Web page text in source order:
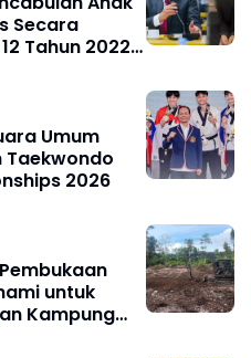
Secara
Tahun 2022
Umum
Taekwondo
2026
untuk
Kampung